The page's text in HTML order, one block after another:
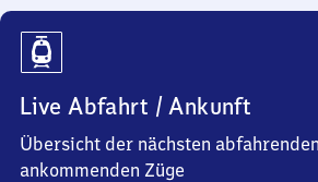
Reiseinfos
Live Abfahrt / Ankunft
Übersicht der nächsten
ankommenden Züge